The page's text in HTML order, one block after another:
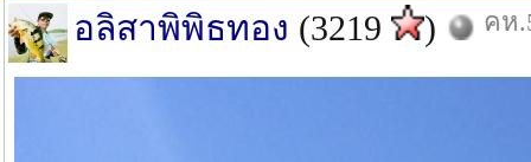
อลิสาพิพิธทอง (3219 ) คห